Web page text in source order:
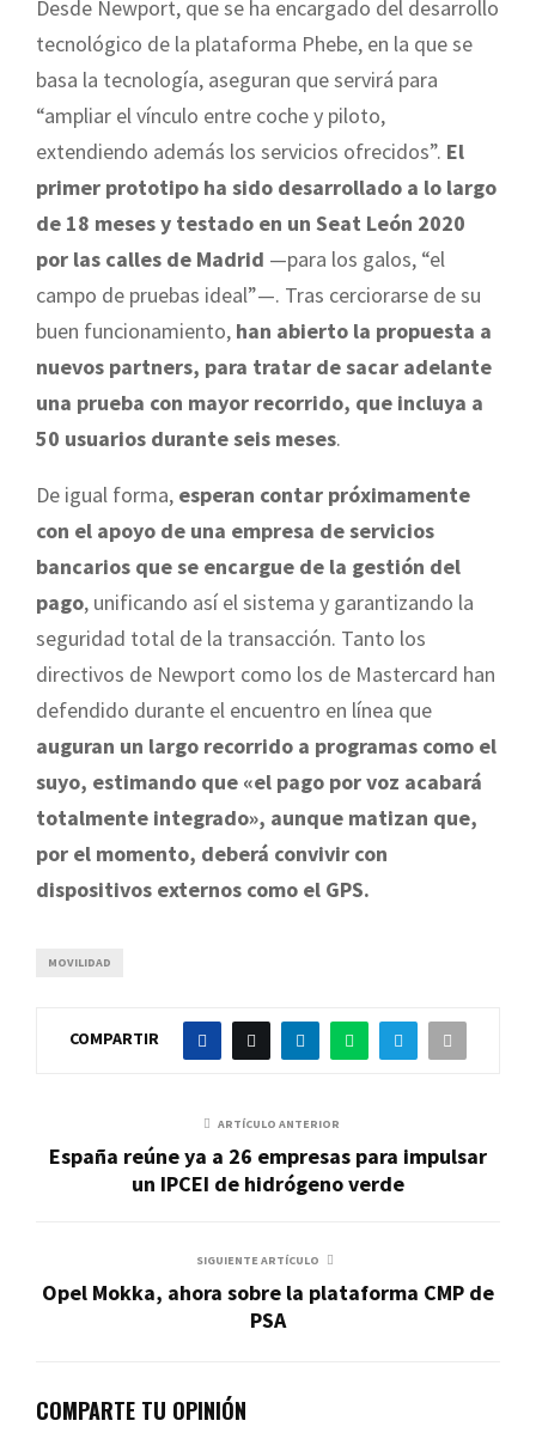
Desde Newport, que se ha encargado del desarrollo
tecnológico de la plataforma Phebe, en la que se
basa la tecnología, aseguran que servirá para
“ampliar el vínculo entre coche y piloto,
extendiendo además los servicios ofrecidos”. El
primer prototipo ha sido desarrollado a lo largo
de 18 meses y testado en un Seat León 2020
por las calles de Madrid —para los galos, “el
campo de pruebas ideal”—. Tras cerciorarse de su
buen funcionamiento, han abierto la propuesta a
nuevos partners, para tratar de sacar adelante
una prueba con mayor recorrido, que incluya a
50 usuarios durante seis meses.
De igual forma, esperan contar próximamente
con el apoyo de una empresa de servicios
bancarios que se encargue de la gestión del
pago, unificando así el sistema y garantizando la
seguridad total de la transacción. Tanto los
directivos de Newport como los de Mastercard han
defendido durante el encuentro en línea que
auguran un largo recorrido a programas como el
suyo, estimando que «el pago por voz acabará
totalmente integrado», aunque matizan que,
por el momento, deberá convivir con
dispositivos externos como el GPS.
MOVILIDAD
COMPARTIR
ARTÍCULO ANTERIOR
España reúne ya a 26 empresas para impulsar
un IPCEI de hidrógeno verde
SIGUIENTE ARTÍCULO
Opel Mokka, ahora sobre la plataforma CMP de
PSA
COMPARTE TU OPINIÓN